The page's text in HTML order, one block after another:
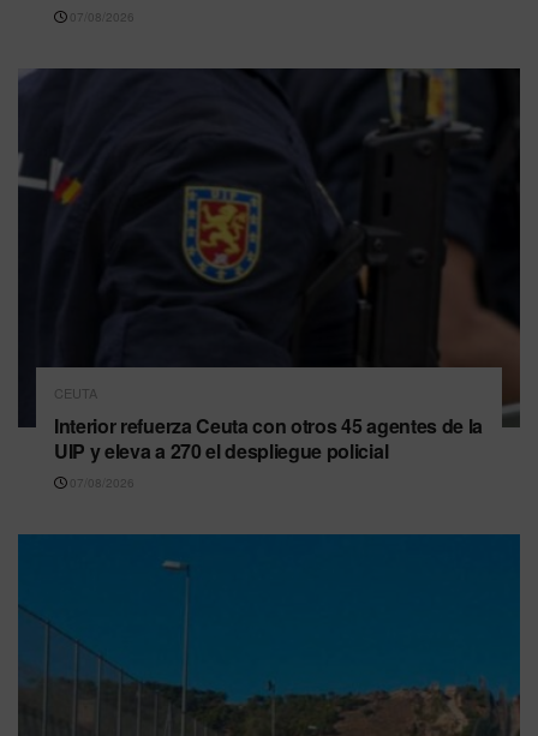
07/08/2026
CEUTA
Interior refuerza Ceuta con otros 45 agentes de la
UIP y eleva a 270 el despliegue policial
07/08/2026